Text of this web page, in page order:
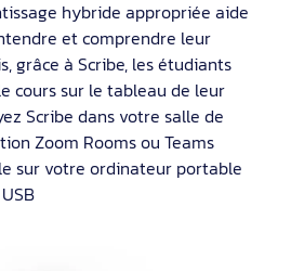
hybride appropriée aide
et comprendre leur
grâce à Scribe, les étudiants
cours sur le tableau de leur
Scribe dans votre salle de
Zoom Rooms ou Teams
sur votre ordinateur portable